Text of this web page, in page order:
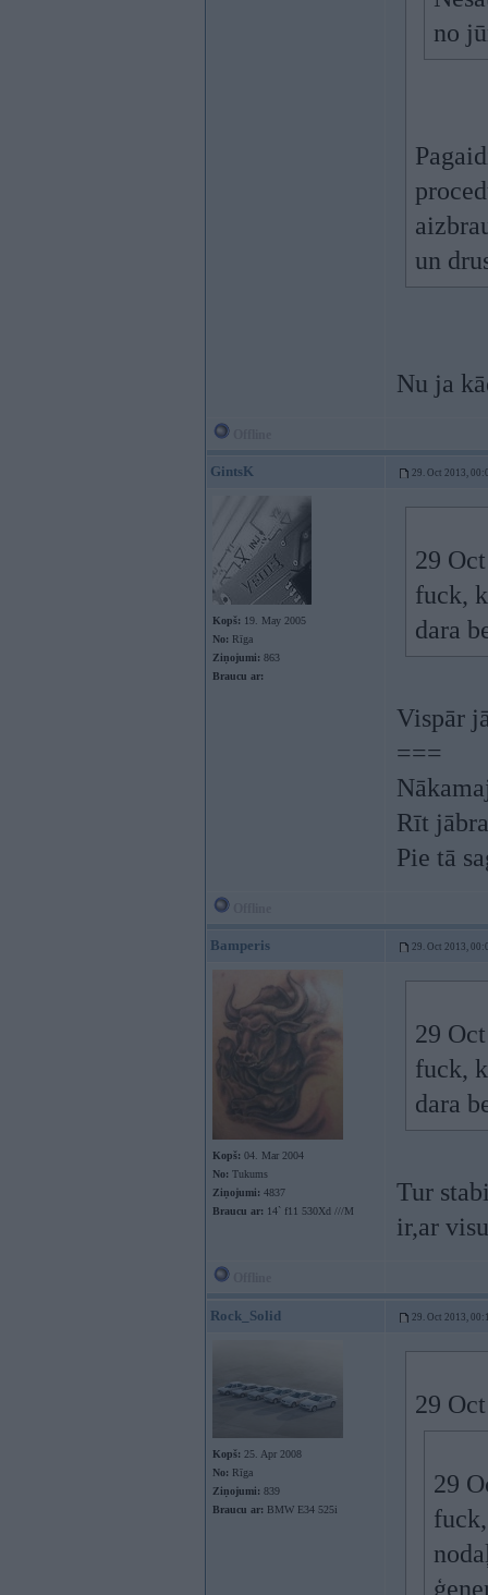
no
un
Nu ja
GintsK 29. Oct 2013,
Kopš: 19. May 2005
No: Rīga
Ziņojumi: 863
Braucu ar:
29
fuck,
dara
Vispār
===
Rīt
Pie tā
Bamperis 29. Oct 2013,
Kopš: 04. Mar 2004
No: Tukums
Ziņojumi: 4837
Braucu ar: 14` f11 530Xd ///M
29
fuck,
dara
Tur
ir,ar
Rock_Solid 29. Oct 2013,
Kopš: 25. Apr 2008
No: Rīga
Ziņojumi: 839
Braucu ar: BMW E34 525i
29
29